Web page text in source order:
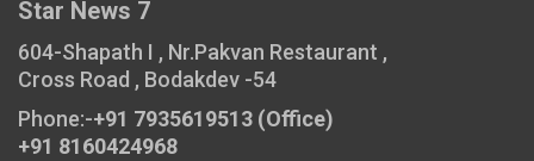
Star News 7
604-Shapath I , Nr.Pakvan Restaurant ,
Cross Road , Bodakdev -54
Phone:-+91 7935619513 (Office)
+91 8160424968